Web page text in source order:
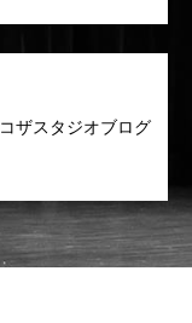
コザスタジオブログ